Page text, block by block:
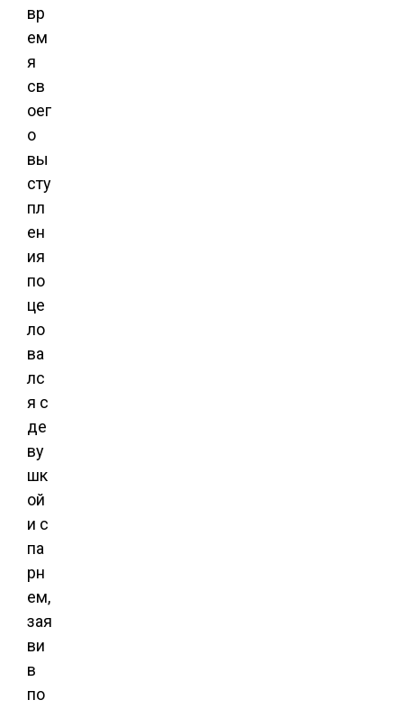
вр
ем
я
св
оег
о
вы
сту
пл
ен
ия
по
це
ло
ва
лс
я с
де
ву
шк
ой
и с
па
рн
ем,
зая
ви
в
по